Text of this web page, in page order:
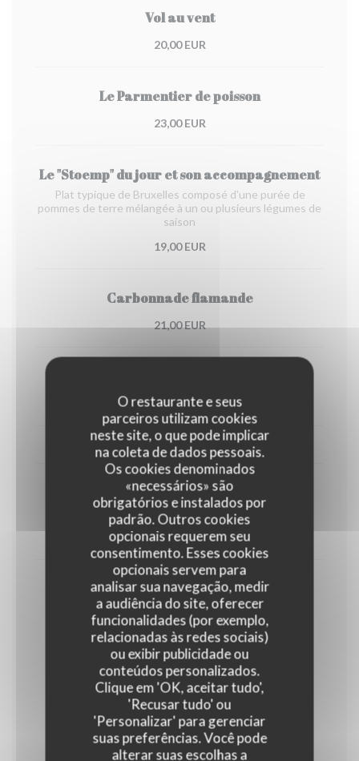
O restaurante e seus
parceiros utilizam cookies
neste site, o que pode implicar
na coleta de dados pessoais.
Os cookies denominados
«necessários» são
obrigatórios e instalados por
padrão. Outros cookies
opcionais requerem seu
consentimento. Esses cookies
opcionais servem para
analisar sua navegação, medir
a audiência do site, oferecer
funcionalidades (por exemplo,
relacionadas às redes sociais)
ou exibir publicidade ou
conteúdos personalizados.
Clique em 'OK, aceitar tudo',
'Recusar tudo' ou
'Personalizar' para gerenciar
suas preferências. Você pode
alterar suas escolhas a
Vol au vent
20,00 EUR
Le Parmentier de poisson
23,00 EUR
Le "Stoemp" du jour et son accompagnement
Plat typique de Bruxelles composé d'une purée de
pommes de terre mélangée à un ou plusieurs légumes de
saison
19,00 EUR
Carbonnade flamande
21,00 EUR
20,00 EUR
EN SAISON, DE FIN OCTOBRE À DÉBUT AVRIL
Chicons gratin
Endives, jambon, purée, fromage
23,00 EUR
Bruxiflette
Pomme de terre, chicons, lardons, fromage
23,00 EUR
Et pour nos Ketjes
Gamins
10,00 EUR